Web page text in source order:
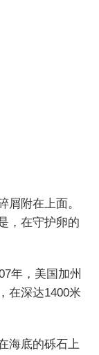
附在上面。
，在守护卵的
年，美国加州
在深达1400米
海底的砾石上